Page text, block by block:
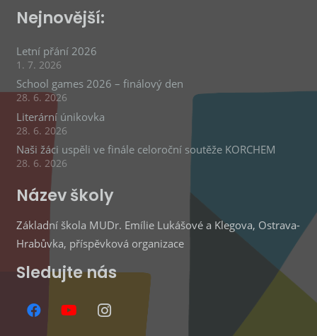
Nejnovější:
Letní přání 2026
1. 7. 2026
School games 2026 – finálový den
28. 6. 2026
Literární únikovka
28. 6. 2026
Naši žáci uspěli ve finále celoroční soutěže KORCHEM
28. 6. 2026
Název školy
Základní škola MUDr. Emílie Lukášové a Klegova, Ostrava-
Hrabůvka, příspěvková organizace
Sledujte nás